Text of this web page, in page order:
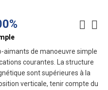
aimants de manoeuvre simple
courantes. La structure
sont supérieures à la
verticale, tenir compte du